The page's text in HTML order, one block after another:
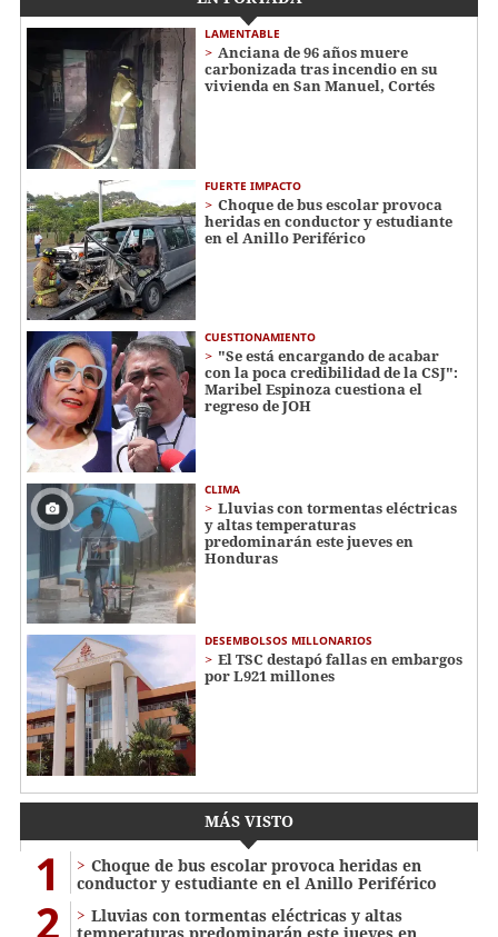
LAMENTABLE
Anciana de 96 años muere
carbonizada tras incendio en su
vivienda en San Manuel, Cortés
FUERTE IMPACTO
Choque de bus escolar provoca
heridas en conductor y estudiante
en el Anillo Periférico
CUESTIONAMIENTO
"Se está encargando de acabar
con la poca credibilidad de la CSJ":
Maribel Espinoza cuestiona el
regreso de JOH
CLIMA
Lluvias con tormentas eléctricas
y altas temperaturas
predominarán este jueves en
Honduras
DESEMBOLSOS MILLONARIOS
El TSC destapó fallas en embargos
por L921 millones
MÁS VISTO
1
Choque de bus escolar provoca heridas en
conductor y estudiante en el Anillo Periférico
2
Lluvias con tormentas eléctricas y altas